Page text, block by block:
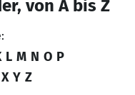
von A bis Z
L M N O P
X Y Z